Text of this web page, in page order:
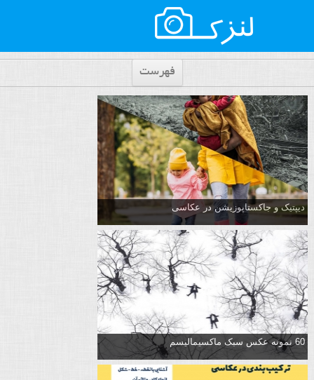
فهرست
دیپتیک و جاکستا‌پوزیشن در عکاسی
60 نمونه عکس سبک ماکسیمالیسم